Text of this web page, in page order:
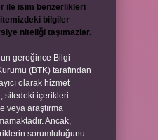
ile isim benzerlikleri
bilgiler
niteliği taşımazlar.
gereğince Bilgi
(BTK) tarafından
olarak hizmet
sitedeki içerikleri
veya araştırma
Ancak,
sorumluluğunu